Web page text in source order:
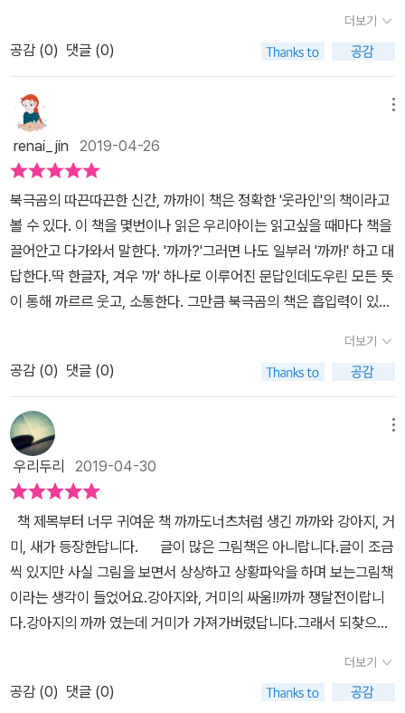
리는 강아지.자신이 얻게 될 이익에 그 어떤 방법도 개의치 않는 거미.
자신의 이야기만 주장하는 둘 사이에서 나누는 것을 이야기하는 까마
들었어요.자신의 입장을 내세우면서 자신의 의견이 무조건 옳다고 말
하는 일들을 우린 종종 마주하게 되지요. 반대의 상황과 입장을 생각
해 그들을 충분히 이해할 수 있지요.하지만 끝까지 자신의 입장과 상
황에서만 생각하고 한치의 양보를 하지 않음에 실망스럽지요.자신에
게 손해가 된다고 생각하면 많은 이들이 분노와 억울함이 점점 더 강
해지지요.때론 손해 보기에 때론 내어주기에 행복하게 살 수 있는 세
상이라고 생각해요. ▲ 앞면지에 거미에게 대항하며 사용했던 물건
들이 마당에 놓여있었네요. - 과자 & 도넛 그림책 - 선생님 과자 /
장명용 글 / 김유대 그림 / 창비다얀의 이상한 나라의 과자 이야기 /
마와 과자 이야기 / 필립 코랑텡 / 이경혜 역 / 파랑새어린이동동도넛
둥둥도넛 / 이현지 / 우리나비만일 강아지에게 도넛을 준다면? / 로
라 누머로프 글 / 페리시아 본드 그림 / 이형진 역 / 담푸스동글동글
도넛과 무시무시한 용 / 아담 길리안, 샬롯 길리안 글 / 리 와일디쉬
그림 / 어썸키즈 ▼ 과자 & 도넛에 관한 더 많은 그림책 포스팅http
s://blog.naver.com/shj0033/221520870942 - 함께 읽는 <
까까> -​ ​ 초등학교 그림책 읽어주기 봉사단분들에게 그림책을 소개
하고 있어요.신간 코너에서 < #까까 / #김성은 / #북극곰 / #북극곰
꿈나무그림책 >을 소개했어요.제목이 아이들이 정말 좋아할 것 같다
며 재미있다고 하시면 관심을 보이시네요.하지만 글을 읽으시고 양보
하지 않는 두 캐릭터와 까마귀로 인한 열릴 결말을 궁금해하시네요. ​
오늘도 행복한 그림책 읽기! 투명 한지입니다.
을 수 있을까?책의 제목은 까까이고 지속적으로 까까 라는 말이 나온
다. 언어유희(言語遊戱)를 통해 독자들로하여금 다양한 생각을 하
게끔 저자는 의도적으로 반복하고 있다. 우선 까까 라는 단어만으로
는 과자, 빵 등 간식을 의미하는 것처럼 들린다. 또한 까마귀가 까까
라는소리를 냄으로써 자신의 소리를 대변하기도 한다. 아니면 제 3의
뜻으로 까까를 의미 할 수 도 있다. 저마다 까까 라는 반복적인 단어와
까마귀의 표정과 몸짓으로 생각을할 수 있게 도와 준다.도넛을 훔쳐
서 먹기위해 욕심을 부리는 거미와 자신의 것을 되찾기 위해 온갖 방
법으로 노력을 다하는 강아지의 모습은 단편 애니매이션을 보는 듯
하다. 강아지는 까마귀에게 끝까지 도움을 청하지 않고 거미는 끝까
지 욕심을 버리지 않는다. 모두 다 자기가 맞다고 생각하는 부분을 굽
히지 않는 아집을 보여준다. 책의말미에 유유히 하늘을 날아 까마귀
가 입에 도넛을 물고 가는 모습을 망연자실 바라보는 강아지와 거미
의 모습에서 욕심이 화를 불러 일으킨다는 옛말이생각이 난다.포기하
주장하다가는 오히려 너무나 큰 손해를 볼 수 도있다는 깨달음을 주
는 책인 듯하다. 자신의 것을 양보하는 것에 대해 극도의 반응을 보이
거나 떼를 많이쓰는 아이와 부모가 같이 읽으면 좋을 동화 인 듯 하다.
더보기
공감 (0) 댓글 (0)
renai_jin 2019-04-26
북극곰의 따끈따끈한 신간, 까까!이 책은 정확한 '웃라인'의 책이라고
볼 수 있다. 이 책을 몇번이나 읽은 우리아이는 읽고싶을 때마다 책을
끌어안고 다가와서 말한다. '까까?'그러면 나도 일부러 '까까!' 하고 대
답한다.딱 한글자, 겨우 '까' 하나로 이루어진 문답인데도우린 모든 뜻
이 통해 까르르 웃고, 소통한다. 그만큼 북극곰의 책은 흡입력이 있고
줄을 타고 내려와 훔쳐가는 것으로 시작.이 페이지를 넘어가는데에도
우리는 하루가 걸렸다.아이가 거미를 좋아해서 거미노래를 한글, 영
어로 돌아가며 불러야 했고낚시놀이같다고 하여, 물고기낚시도 했기
때문.그 다음부터는 까까를 찾기위한 멍멍이의 처절한 전투.글씨도
거의 없는 이 책이 얼마나 재미있는지아이는 계속 깔깔웃고, 같이 이
야기를 만드는 나도 웃는다.아이는 스스로 대사를 만들기도 하고멍멍
이처럼 다양한 방법으로 '점프'를 시도한다. 그래서 이 책은 앉아서 보
는 책인 동시에움직이면서 신나게 보는 책이 되기도 한다. 결론이 너
무 재미있어서, 더욱 알려줄 수 없다.직접 이 책을 사서 읽으셔야 이
재미를 진짜 알 수 있다. 이 책과 연계하여 놀 것도 너무 많고, 그림도
너무 예뻐서 아이와 보는 내내 즐거웠다. 책 속의 이야기뿐 아니라, 책
밖의 이야기들을 연결해서 볼 수 있는 북극곰.그래서 나는 북극곰이
너무 좋다. 책의 단점 : 멍멍이가 너무 불쌍하다. ㅋㅋㅋㅋ책의 장점 :
너무 재밌다. 기발한 아이디어도 좋고, 엉뚱한 결론도 좋고.
더보기
공감 (0) 댓글 (0)
우리두리 2019-04-30
책 제목부터 너무 귀여운 책 까까도너츠처럼 생긴 까까와 강아지, 거
미, 새가 등장한답니다. 글이 많은 그림책은 아니랍니다.글이 조금
씩 있지만 사실 그림을 보면서 상상하고 상황파악을 하며 보는그림책
이라는 생각이 들었어요.강아지와, 거미의 싸움!!까까 쟁달전이랍니
다.강아지의 까까 였는데 거미가 가져가버렸답니다.그래서 되찾으려
요. 근데 왜 새가 계속해서 등장할까요??그림을 보며 그부분이
궁금했답니다.그뿐 아니라 책이 담고 있는 다양한 배경들이 시선을
더보기
공감 (0) 댓글 (0)